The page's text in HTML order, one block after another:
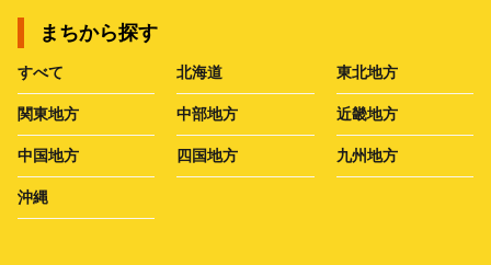
まちから探す
すべて 北海道 東北地方
関東地方 中部地方 近畿地方
中国地方 四国地方 九州地方
沖縄